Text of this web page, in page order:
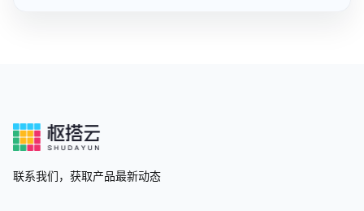
联系我们，获取产品最新动态